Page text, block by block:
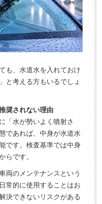
も、水道水を入れておけ
と考える方もいるでしょ
奨されない理由
「水が勢いよく噴射さ
であれば、中身が水道水
です。検査基準では中身
らです。
両のメンテナンスという
常的に使用することはお
決できないリスクがある